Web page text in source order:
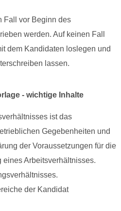
Fall vor Beginn des
werden. Auf keinen Fall
dem Kandidaten loslegen und
lassen.
- wichtige Inhalte
ist das
Gegebenheiten und
der Voraussetzungen für die
eines Arbeitsverhältnisses.
der Kandidat